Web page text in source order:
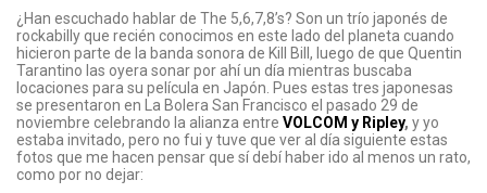
¿Han escuchado hablar de The 5,6,7,8’s? Son un trío japonés de
rockabilly que recién conocimos en este lado del planeta cuando
hicieron parte de la banda sonora de Kill Bill, luego de que Quentin
Tarantino las oyera sonar por ahí un día mientras buscaba
locaciones para su película en Japón. Pues estas tres japonesas
se presentaron en La Bolera San Francisco el pasado 29 de
noviembre celebrando la alianza entre VOLCOM y Ripley, y yo
estaba invitado, pero no fui y tuve que ver al día siguiente estas
fotos que me hacen pensar que sí debí haber ido al menos un rato,
como por no dejar: